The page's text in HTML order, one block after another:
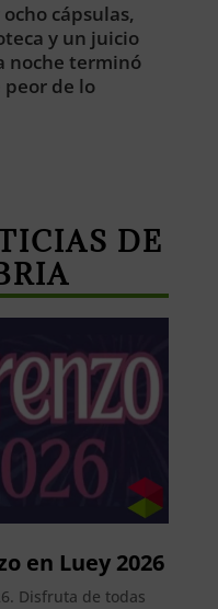
cápsulas,
y un juicio
noche terminó
de lo
DE
en Luey 2026
Disfruta de todas